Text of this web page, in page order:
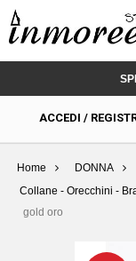
ACCEDI /
Home DONNA
Collane - Orecchini -
gold oro